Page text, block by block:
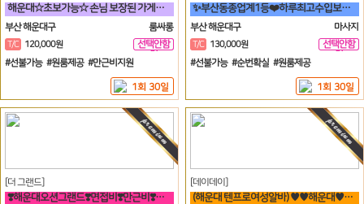
해운대☆초보가능☆ 손님 보장된 가게에서 돈 버시는데만 집중하세요!!
부산 해운대구
룸싸롱
T/C 120,000원
선택안함
일
#선불가능 #원룸제공 #만근비지원
1회 30일
✨부산동종업계1등❤️하루최고수입보장✨
부산 해운대구
마사지
T/C 130,000원
선택안함
일
#선불가능 #순번확실 #원룸제공
1회 30일
[더 그랜드]
❣️해운대오션그랜드❣️면접비❣️만근비❣️소개비❣️마이킹❣️차비 지원❣️
[데이데이]
(해운대 텐프로여성알바) ♥♥해운대♥퀄리티♥룸빠♥1번♥